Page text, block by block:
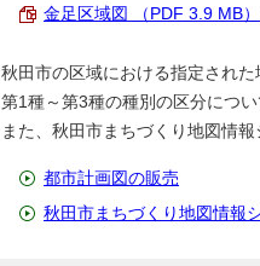
金足区域図 （PDF 3.9 MB）
秋田市の区域における指定された
第1種～第3種の種別の区分につ
また、秋田市まちづくり地図情
都市計画図の販売
秋田市まちづくり地図情報